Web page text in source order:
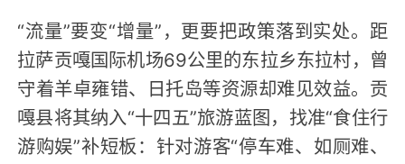
“流量”要变“增量”，更要把政策落到实处。距
拉萨贡嘎国际机场69公里的东拉乡东拉村，曾
守着羊卓雍错、日托岛等资源却难见效益。贡
嘎县将其纳入“十四五”旅游蓝图，找准“食住行
游购娱”补短板：针对游客“停车难、如厕难、